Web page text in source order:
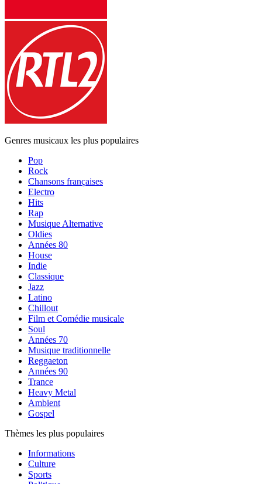
Genres musicaux les plus populaires
Pop
Rock
Chansons françaises
Electro
Hits
Rap
Musique Alternative
Oldies
Années 80
House
Indie
Classique
Jazz
Latino
Chillout
Film et Comédie musicale
Soul
Années 70
Musique traditionnelle
Reggaeton
Années 90
Trance
Heavy Metal
Ambient
Gospel
Thèmes les plus populaires
Informations
Culture
Sports